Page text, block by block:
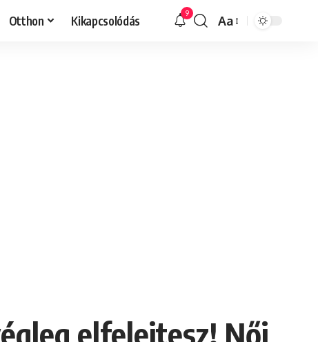
Otthon Kikapcsolódás 9
Font
Aa
elfelejtesz! Női